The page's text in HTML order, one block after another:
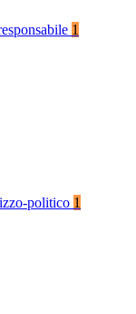
1
politico 1